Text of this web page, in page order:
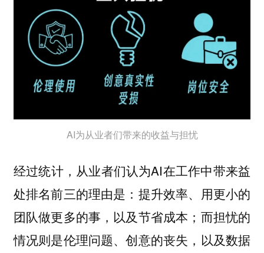
AI为从业者们带来的收益与担忧
经过统计，从业者们认为AI在工作中带来益
处排名前三的理由是：提升效率、用更小的
团队做更多的事，以及节省成本；而担忧的
情况则是伦理问题、创意的丧失，以及数据